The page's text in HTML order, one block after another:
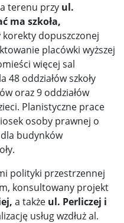
terenu przy ul.
ma szkoła,
korekty dopuszczonej
placówki wyższej
więcej sal
48 oddziałów szkoły
oraz 9 oddziałów
Planistyczne prace
osoby prawnej o
budynków
polityki przestrzennej
konsultowany projekt
a także ul. Perliczej i
usług wzdłuż al.